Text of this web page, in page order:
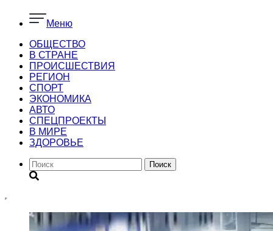
Меню
ОБЩЕСТВО
В СТРАНЕ
ПРОИСШЕСТВИЯ
РЕГИОН
CПОРТ
ЭКОНОМИКА
АВТО
СПЕЦПРОЕКТЫ
В МИРЕ
ЗДОРОВЬЕ
Поиск